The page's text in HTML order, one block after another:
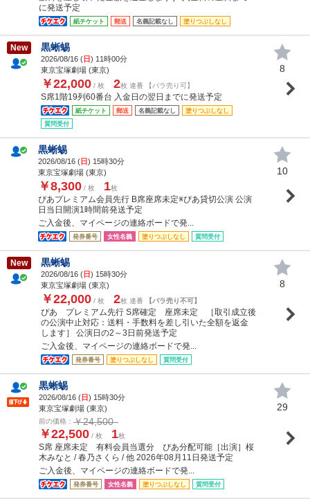
に発送予定
紙チケット 郵送 名義記載なし 塗りつぶしなし
New 黒蜥蜴
2026/08/16 (日) 11時00分
東京宝塚劇場 (東京)
￥22,000 / 枚 2枚 連番 【バラ売り可】
S席1階19列60番台 入金日の翌日までに発送予定
紙チケット 郵送 名義記載なし
塗りつぶしなし
質問受付
8
黒蜥蜴
2026/08/16 (日) 15時30分
東京宝塚劇場 (東京)
￥8,300 / 枚 1枚
ぴあプレミアム会員先行 B席座席未定※ぴあ貸切公演 公演
日当日開演1時間前発送予定
ご入金後、マイページの連絡ボードで発...
発券番号 女性名義 塗りつぶしなし 質問受付
10
New 黒蜥蜴
2026/08/16 (日) 15時30分
東京宝塚劇場 (東京)
￥22,000 / 枚 2枚 連番 【バラ売り不可】
ぴあ プレミアム先行 S席確定 座席未定 ［取引成立後
の公演中止対応：送料・手数料を差し引いた全額を返金
します］ 公演日の2～3日前発送予定
ご入金後、マイページの連絡ボードで発...
発券番号 塗りつぶしなし 質問受付
8
黒蜥蜴
2026/08/16 (日) 15時30分
東京宝塚劇場 (東京)
前の価格： ￥24,500
￥22,500 / 枚 1枚
S席 座席未定 有料会員当選分 ぴあ分配可能［出演］桜
木みなと / 春乃さくら / 他 2026年08月11日発送予定
ご入金後、マイページの連絡ボードで発...
発券番号 女性名義 塗りつぶしなし 質問受付
29